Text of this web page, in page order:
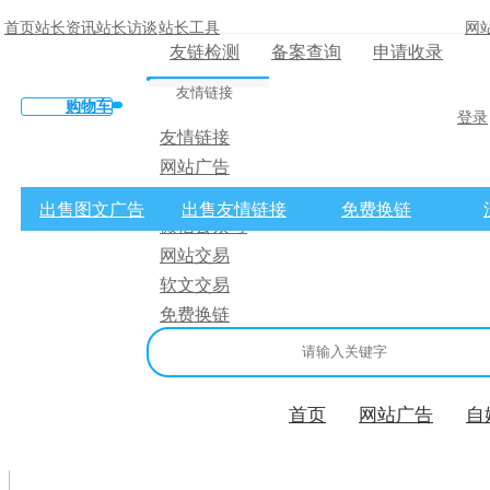
首页 站长资讯站长访谈站长工具
友链检测 备案查询 申请收录
网
登录
友情链接
友情链接
网站广告
微博广告
网站交易
软文交易
免费换链
购物车
首页 网站广告 自
出售图文广告 出售友情链接 免费换链
×